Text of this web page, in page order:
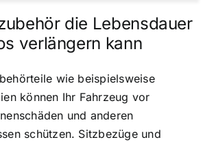
die Lebensdauer
verlängern kann
wie beispielsweise
können Ihr Fahrzeug vor
und anderen
schützen. Sitzbezüge und